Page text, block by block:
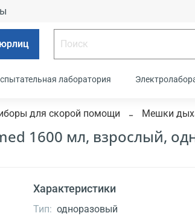
лаборатория
для скорой помощи Мешки
1600 мл, взрослый,
Характеристики
Тип: одноразовый